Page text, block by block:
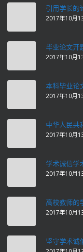
引用学长的
2017年10月
毕业论文开
2017年10月
本科毕业论
2017年10月
中华人民共
2017年10月
学术诚信学
2017年10月
高校教师的
2017年10月
坚守学术诚